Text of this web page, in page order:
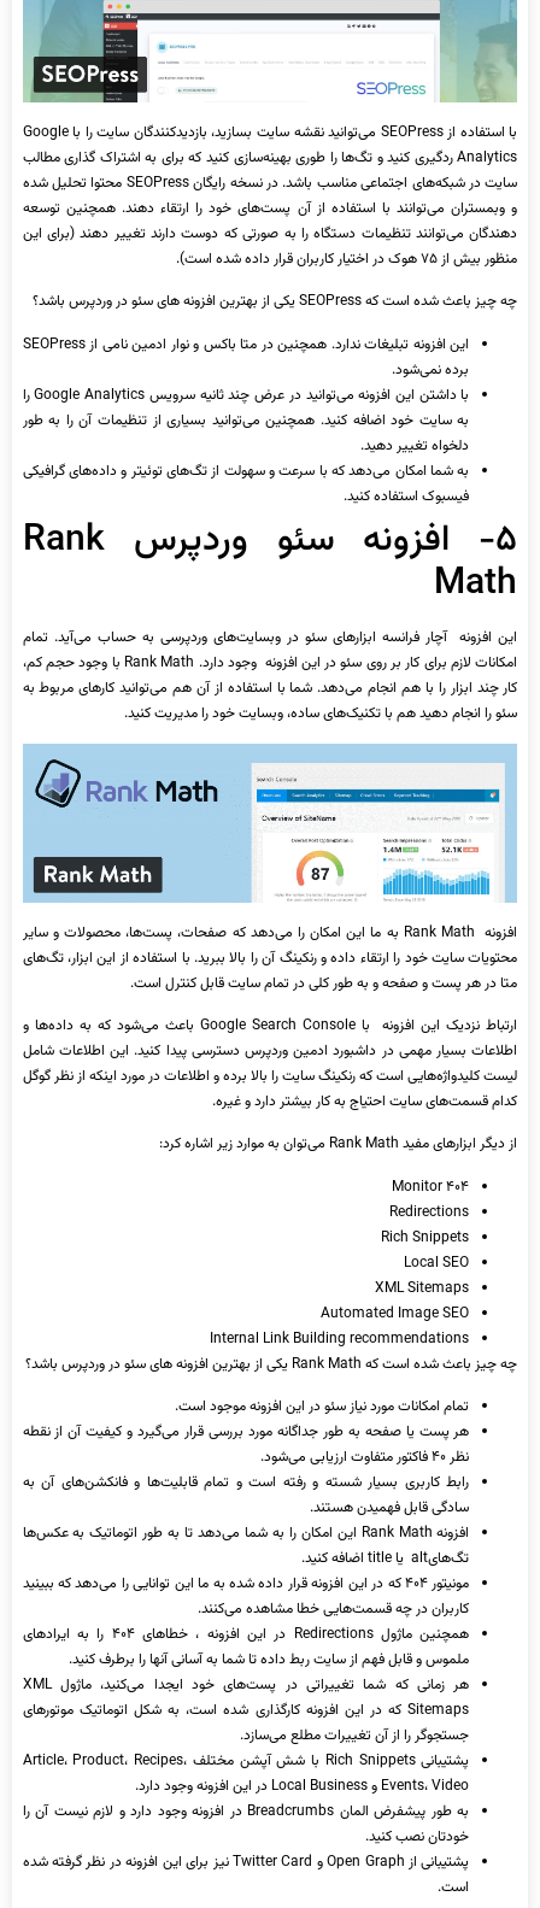
با استفاده از SEOPress می‌توانید نقشه سایت بسازید، بازدیدکنندگان سایت را با Google
Analytics ردگیری کنید و تگ‌ها را طوری بهینه‌سازی کنید که برای به اشتراک گذاری مطالب
سایت در شبکه‌های اجتماعی مناسب باشد. در نسخه رایگان SEOPress محتوا تحلیل شده
و وبمستران می‌توانند با استفاده از آن پست‌های خود را ارتقاء دهند. همچنین توسعه
دهندگان می‌توانند تنظیمات دستگاه را به صورتی که دوست دارند تغییر دهند (برای این
منظور بیش از ۷۵ هوک در اختیار کاربران قرار داده شده است).
چه چیز باعث شده است که SEOPress یکی از بهترین افزونه ‌های سئو در وردپرس باشد؟
این افزونه تبلیغات ندارد. همچنین در متا باکس و نوار ادمین نامی از SEOPress
برده نمی‌شود.
با داشتن این افزونه می‌توانید در عرض چند ثانیه سرویس Google Analytics را
به سایت خود اضافه کنید. همچنین می‌توانید بسیاری از تنظیمات آن را به طور
دلخواه تغییر دهید.
به شما امکان می‌دهد که با سرعت و سهولت از تگ‌های توئیتر و داده‌های گرافیکی
فیسبوک استفاده کنید.
۵- افزونه سئو وردپرس Rank
Math
این افزونه آچار فرانسه ابزارهای سئو در وبسایت‌های وردپرسی به حساب می‌آید. تمام
امکانات لازم برای کار بر روی سئو در این افزونه وجود دارد. Rank Math با وجود حجم کم،
کار چند ابزار را با هم انجام می‌دهد. شما با استفاده از آن هم می‌توانید کارهای مربوط به
سئو را انجام دهید هم با تکنیک‌های ساده، وبسایت خود را مدیریت کنید.
افزونه Rank Math به ما این امکان را می‌دهد که صفحات، پست‌ها، محصولات و سایر
محتویات سایت خود را ارتقاء داده و رنکینگ آن را بالا ببرید. با استفاده از این ابزار، تگ‌های
متا در هر پست‌ و صفحه و به طور کلی در تمام سایت قابل کنترل است.
ارتباط نزدیک این افزونه با Google Search Console باعث می‌شود که به داده‌ها و
اطلاعات بسیار مهمی در داشبورد ادمین وردپرس دسترسی پیدا کنید. این اطلاعات شامل
لیست کلیدواژه‌هایی است که رنکینگ سایت را بالا برده و اطلاعات در مورد اینکه از نظر گوگل
کدام قسمت‌های سایت احتیاج به کار بیشتر دارد و غیره.
از دیگر ابزارهای مفید Rank Math می‌توان به موارد زیر اشاره کرد:
۴۰۴ Monitor
Redirections
Rich Snippets
Local SEO
XML Sitemaps
Automated Image SEO
Internal Link Building recommendations
چه چیز باعث شده است که Rank Math یکی از بهترین افزونه ‌های سئو در وردپرس باشد؟
تمام امکانات مورد نیاز سئو در این افزونه موجود است.
هر پست یا صفحه به طور جداگانه مورد بررسی قرار می‌گیرد و کیفیت آن از نقطه
نظر ۴۰ فاکتور متفاوت ارزیابی می‌شود.
رابط کاربری بسیار شسته و رفته است و تمام قابلیت‌ها و فانکشن‌های آن به
سادگی قابل فهمیدن هستند.
افزونه Rank Math این امکان را به شما می‌دهد تا به طور اتوماتیک به عکس‌ها
تگ‌هایalt یا title اضافه کنید.
مونیتور ۴۰۴ که در این افزونه قرار داده شده به ما این توانایی را می‌دهد که ببینید
کاربران در چه قسمت‌هایی خطا مشاهده می‌کنند.
همچنین ماژول Redirections در این افزونه ، خطاهای ۴۰۴ را به ایرادهای
ملموس و قابل فهم از سایت ربط داده تا شما به آسانی آنها را برطرف کنید.
هر زمانی که شما تغییراتی در پست‌های خود ایجدا می‌کنید، ماژول XML
Sitemaps که در این افزونه کارگذاری شده است، به شکل اتوماتیک موتورهای
جستجوگر را از آن تغییرات مطلع می‌سازد.
پشتیبانی Rich Snippets با شش آپشن مختلف Article، Product، Recipes،
Events، Video و Local Business در این افزونه وجود دارد.
به طور پیشفرض المان Breadcrumbs در افزونه وجود دارد و لازم نیست آن را
خودتان نصب کنید.
پشتیبانی از Open Graph و Twitter Card نیز برای این افزونه در نظر گرفته شده
است.